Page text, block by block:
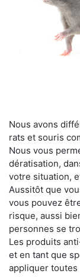
Nous avons
rats et souris
Nous vous
dératisation,
votre situation,
Aussitôt que
vous pouvez
risque, aussi
personnes se
Les produits
et en tant que
appliquer